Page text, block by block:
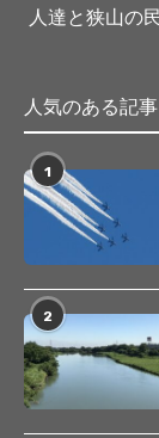
人達と狭山の
人気のある記事
1
2